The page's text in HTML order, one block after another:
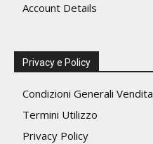
Account Details
Privacy e Policy
Condizioni Generali Vendita
Termini Utilizzo
Privacy Policy